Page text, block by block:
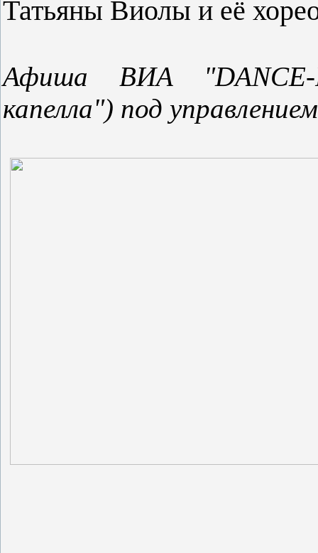
Татьяны Виолы и её
Афиша ВИА "DANCE-
капелла") под